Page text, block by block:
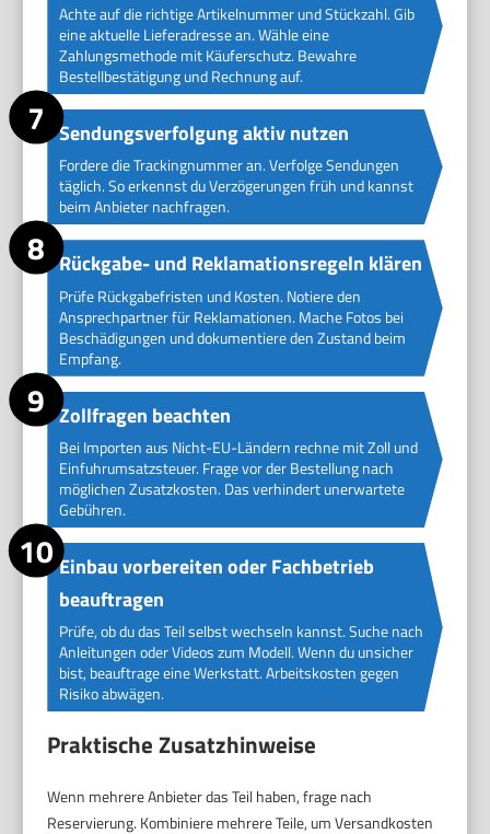
Achte auf die richtige Artikelnummer und Stückzahl. Gib
eine aktuelle Lieferadresse an. Wähle eine
Zahlungsmethode mit Käuferschutz. Bewahre
Bestellbestätigung und Rechnung auf.
Sendungsverfolgung aktiv nutzen
Fordere die Trackingnummer an. Verfolge Sendungen
täglich. So erkennst du Verzögerungen früh und kannst
beim Anbieter nachfragen.
Rückgabe- und Reklamationsregeln klären
Prüfe Rückgabefristen und Kosten. Notiere den
Ansprechpartner für Reklamationen. Mache Fotos bei
Beschädigungen und dokumentiere den Zustand beim
Empfang.
Zollfragen beachten
Bei Importen aus Nicht-EU-Ländern rechne mit Zoll und
Einfuhrumsatzsteuer. Frage vor der Bestellung nach
möglichen Zusatzkosten. Das verhindert unerwartete
Gebühren.
Einbau vorbereiten oder Fachbetrieb
beauftragen
Prüfe, ob du das Teil selbst wechseln kannst. Suche nach
Anleitungen oder Videos zum Modell. Wenn du unsicher
bist, beauftrage eine Werkstatt. Arbeitskosten gegen
Risiko abwägen.
Praktische Zusatzhinweise
Wenn mehrere Anbieter das Teil haben, frage nach
Reservierung. Kombiniere mehrere Teile, um Versandkosten